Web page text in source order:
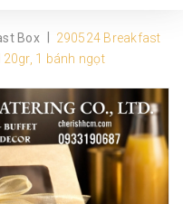
Box
290524 Breakfast
1 bánh ngọt